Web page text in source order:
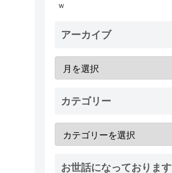
ｗ
アーカイブ
カテゴリー
お世話になっております